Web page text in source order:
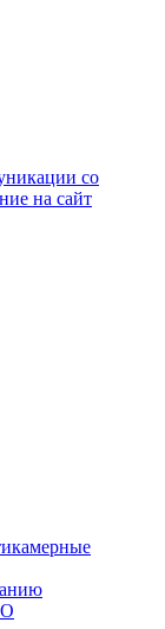
со
на сайт